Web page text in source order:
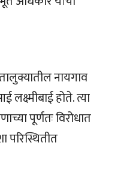
नायगाव
होते. त्या
पूर्णतः विरोधात
परिस्थितीत